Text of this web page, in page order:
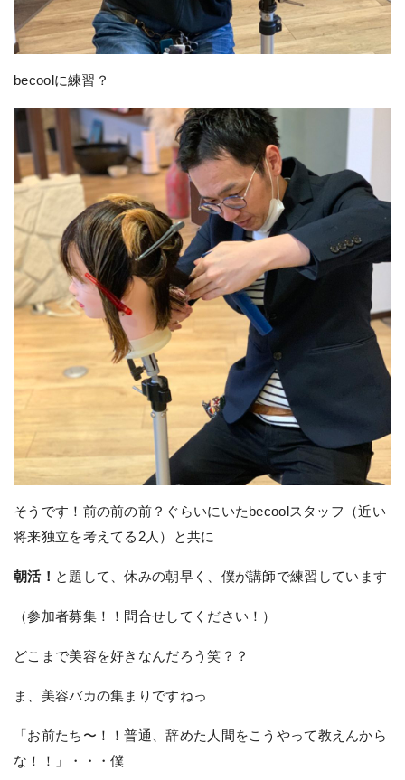
becoolに練習？
そうです！前の前の前？ぐらいにいたbecoolスタッフ（近い
将来独立を考えてる2人）と共に
朝活！ と題して、休みの朝早く、僕が講師で練習しています
（参加者募集！！問合せしてください！）
どこまで美容を好きなんだろう笑？？
ま、美容バカの集まりですねっ
「お前たち〜！！普通、辞めた人間をこうやって教えんから
な！！」・・・僕